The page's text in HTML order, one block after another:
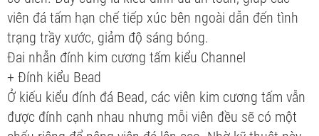
viên đá tấm hạn chế tiếp xúc bên ngoài dẫn đến tình
trạng trầy xước, giảm độ sáng bóng.
Đai nhẫn đính kim cương tấm kiểu Channel
+ Đính kiểu Bead
Ở kiếu kiểu đính đá Bead, các viên kim cương tấm vẫn
được đính cạnh nhau nhưng mỗi viên đều sẽ có một